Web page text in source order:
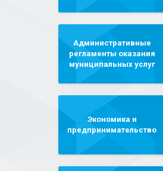
Административные
регламенты оказания
муниципальных услуг
Экономика и
предпринимательство